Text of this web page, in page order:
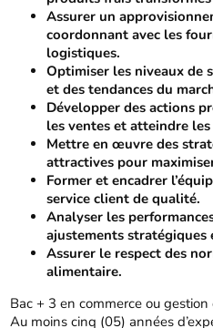
Assurer un
coordonnant avec les
logistiques.
Optimiser les niveaux de
et des tendances du
Développer des actions
les ventes et atteindre
Mettre en œuvre des
attractives pour
Former et encadrer
service client de qualité.
Analyser les
ajustements stratégiques
Assurer le respect des
alimentaire.
Bac + 3 en commerce ou
Au moins cinq (05) années